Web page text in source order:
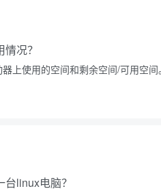
况？
上使用的空间和剩余空间/可用空间。
linux电脑？